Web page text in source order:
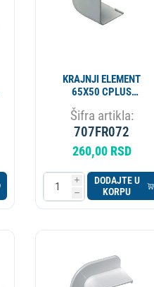
KRAJNJI ELEMENT
65X50 CPLUS
VECAMCO 9801-114-
08
Šifra artikla:
707FR072
260,00 RSD
i
h
DODAJTE U
KORPU